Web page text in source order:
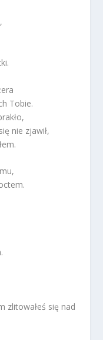
Tobie.
nie zjawił,
zlitowałeś się nad